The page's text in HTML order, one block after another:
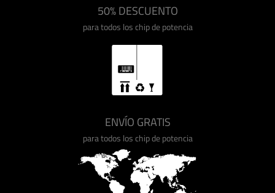
50% DESCUENTO
para todos los chip de potencia
ENVÍO GRATIS
para todos los chip de potencia